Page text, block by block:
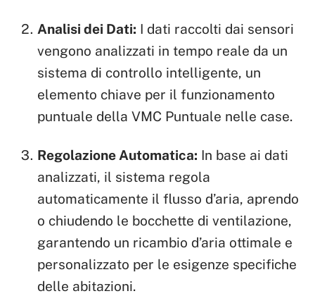
Analisi dei Dati: I dati raccolti dai sensori
vengono analizzati in tempo reale da un
sistema di controllo intelligente, un
elemento chiave per il funzionamento
puntuale della VMC Puntuale nelle case.
Regolazione Automatica: In base ai dati
analizzati, il sistema regola
automaticamente il flusso d’aria, aprendo
o chiudendo le bocchette di ventilazione,
garantendo un ricambio d’aria ottimale e
personalizzato per le esigenze specifiche
delle abitazioni.